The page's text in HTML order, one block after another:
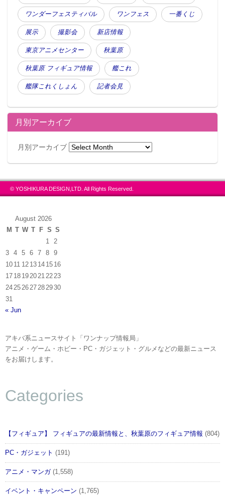
ワンダーフェスティバル ワンフェス 一番くじ
展示 撮影会 新店情報
東京アニメセンター 秋葉原
秋葉原 フィギュア情報 艦これ
艦隊これくしょん 記者会見
月別アーカイブ
月別アーカイブ
© YOSHIKURA DESIGN,LTD. All Rights Reserved.
August 2026
M T W T F S S
1
2
3
4 5 6 7 8
9
10 11 12 13 14 15 16
17 18 19 20 21 22 23
24 25 26 27 28 2930
31
« Jun
アキバ系ニュースサイト「ワンナップ情報局」
アニメ・ゲーム・ホビー・PC・ガジェット・グルメなどの最新ニュース
をお届けします。
Categories
【フィギュア】 フィギュアの最新情報と、秋葉原のフィギュア情報 (804)
PC・ガジェット (191)
アニメ・マンガ(1,558)
イベント・キャンペーン (1,765)